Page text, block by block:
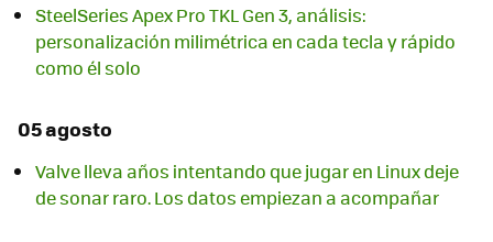
SteelSeries Apex Pro TKL Gen 3, análisis:
personalización milimétrica en cada tecla y rápido
como él solo
05 agosto
Valve lleva años intentando que jugar en Linux deje
de sonar raro. Los datos empiezan a acompañar